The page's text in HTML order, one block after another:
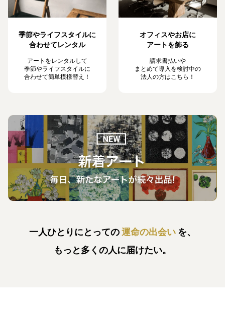
季節やライフスタイルに
合わせてレンタル
アートをレンタルして
季節やライフスタイルに
合わせて簡単模様替え！
オフィスやお店に
アートを飾る
請求書払いや
まとめて導入を検討中の
法人の方はこちら！
一人ひとりにとっての運命の出会い を、
もっと多くの人に届けたい。